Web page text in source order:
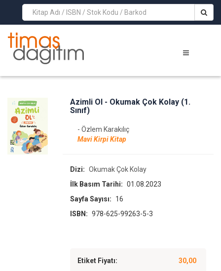
>
Azimli Ol - Okumak Çok Kolay (1.
Sınıf)
- Özlem Karakılıç
Mavi Kirpi Kitap
Dizi: Okumak Çok Kolay
İlk Basım Tarihi: 01.08.2023
Sayfa Sayısı:
16
ISBN: 978-625-99263-5-3
Etiket Fiyatı: 30,00